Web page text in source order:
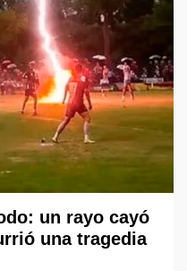
un rayo cayó
una tragedia